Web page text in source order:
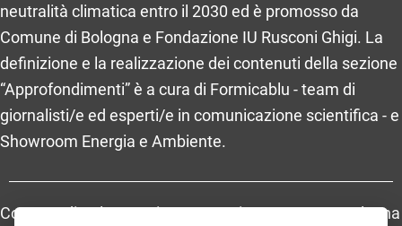
neutralità climatica entro il 2030 ed è promosso da
Comune di Bologna e Fondazione IU Rusconi Ghigi. La
definizione e la realizzazione dei contenuti della sezione
“Approfondimenti” è a cura di Formicablu - team di
giornalisti/e ed esperti/e in comunicazione scientifica - e
Showroom Energia e Ambiente.
Comune di Bologna, Piazza Maggiore, 6 - 40124 Bologna